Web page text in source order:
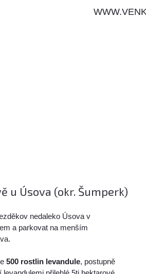
u Úsova (okr. Šumperk)
nedaleko Úsova v
a parkovat na menším
500 rostlin levandule, postupně